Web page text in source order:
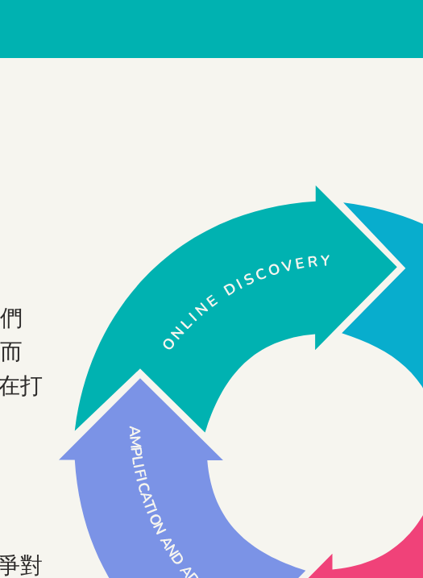
打
對